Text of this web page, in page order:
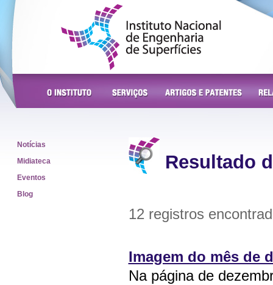
Instituto Nacional de
Engenharia de Superfícies
Notícias
Midiateca
Eventos
Blog
Resultado
12 registros
Imagem do mês de
Na página de